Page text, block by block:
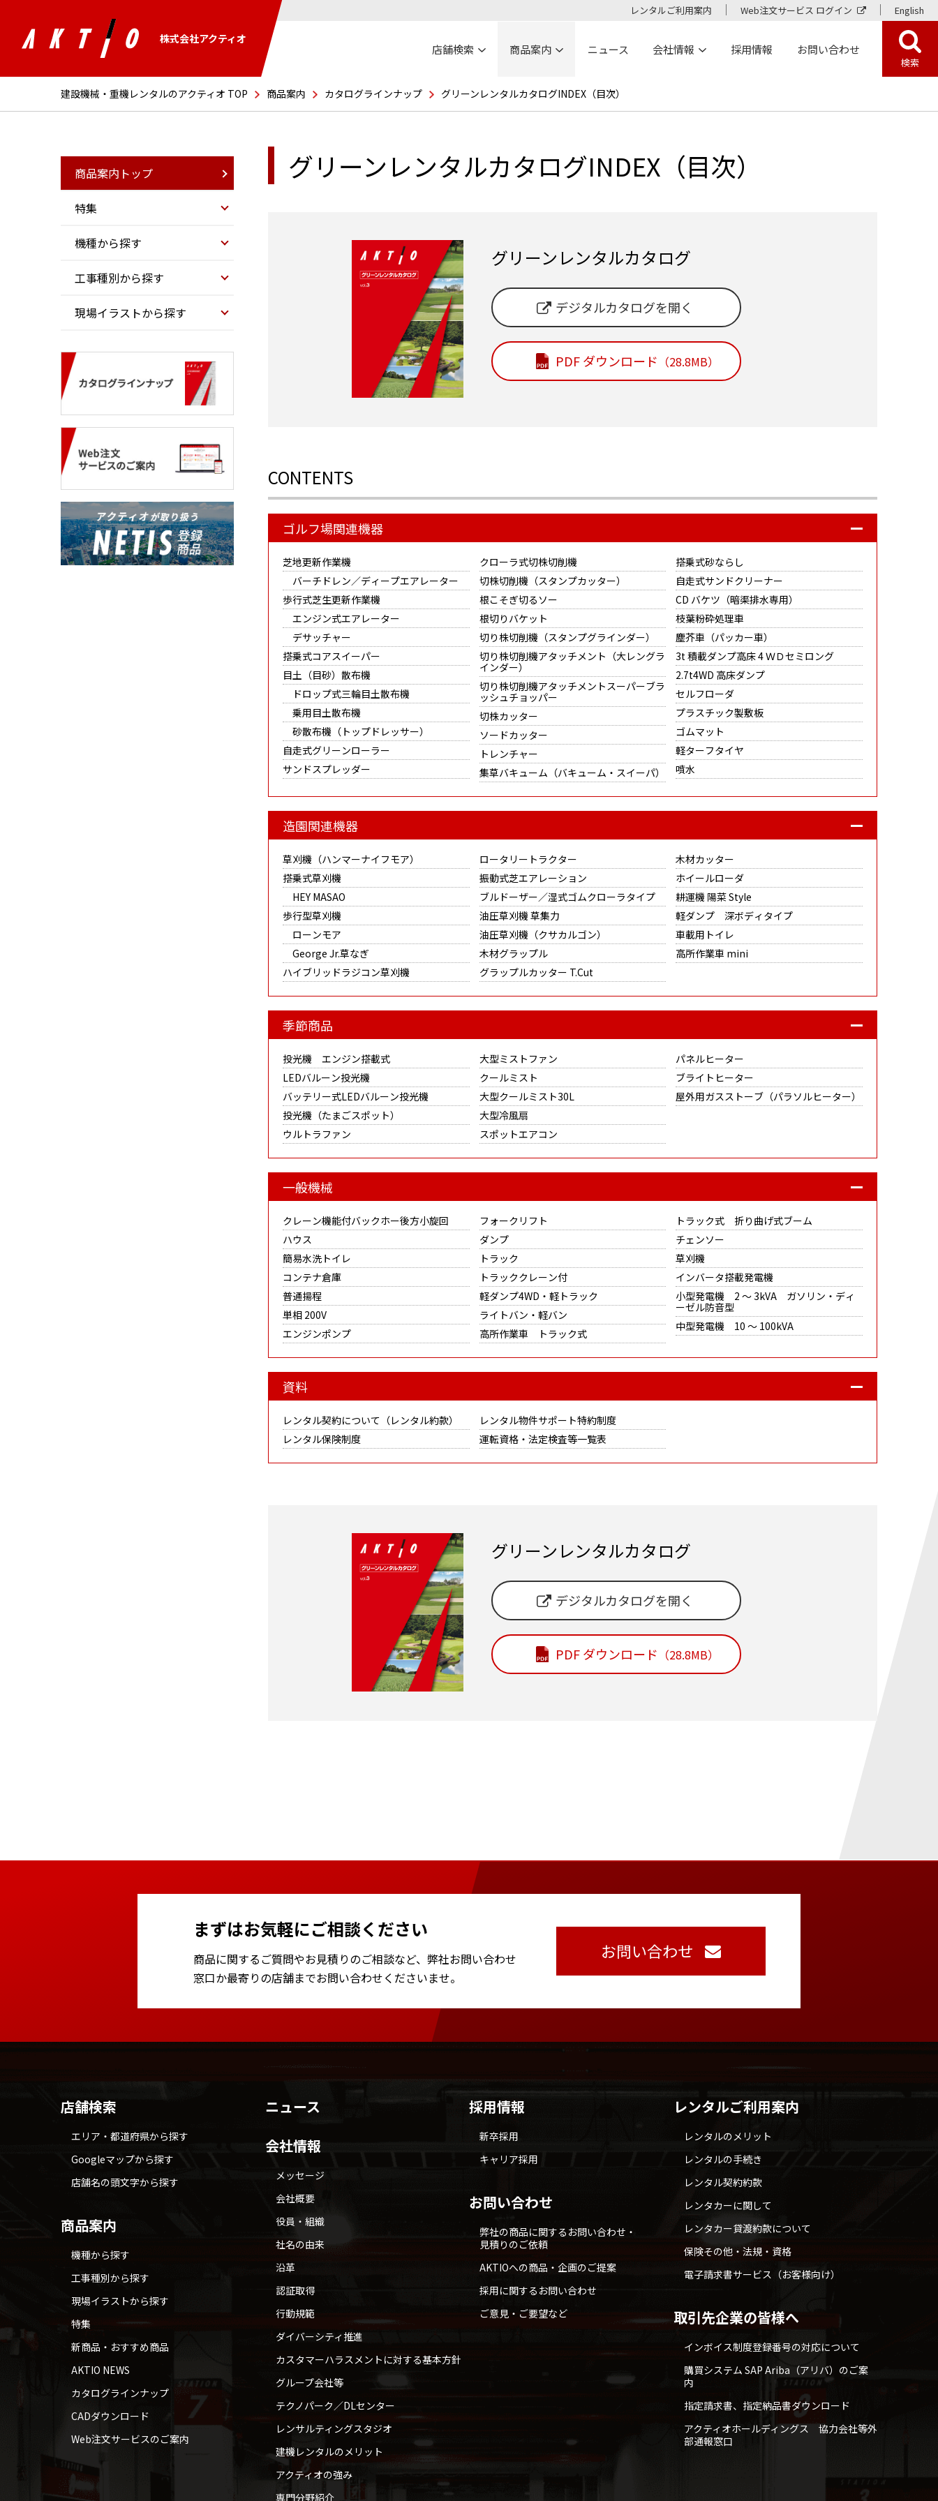
株式会社アクティオ
レンタルご利用案内 Web注文サービス ログイン English
店舗検索 商品案内 ニュース 会社情報 採用情報 お問い合わせ
検索
建設機械・重機レンタルのアクティオ TOP 商品案内 カタログラインナップ グリーンレンタルカタログINDEX（目次）
グリーンレンタルカタログINDEX（目次）
グリーンレンタルカタログ
デジタルカタログを開く
PDF ダウンロード （28.8MB）
CONTENTS
ゴルフ場関連機器
芝地更新作業機
バーチドレン／ディープエアレーター
歩行式芝生更新作業機
エンジン式エアレーター
デサッチャー
搭乗式コアスイーパー
目土（目砂）散布機
ドロップ式三輪目土散布機
乗用目土散布機
砂散布機（トップドレッサー）
自走式グリーンローラー
サンドスプレッダー
クローラ式切株切削機
切株切削機（スタンプカッター）
根こそぎ切るソー
根切りバケット
切り株切削機（スタンプグラインダー）
切り株切削機アタッチメント（大レングラ
インダー）
切り株切削機アタッチメントスーパーブラ
ッシュチョッパー
切株カッター
ソードカッター
トレンチャー
集草バキューム（バキューム・スイーパ）
搭乗式砂ならし
自走式サンドクリーナー
CD バケツ（暗渠排水専用）
枝葉粉砕処理車
塵芥車（パッカー車）
3t 積載ダンプ高床 4 ＷＤセミロング
2.7t4WD 高床ダンプ
セルフローダ
プラスチック製敷板
ゴムマット
軽ターフタイヤ
噴水
造園関連機器
草刈機（ハンマーナイフモア）
搭乗式草刈機
HEY MASAO
歩行型草刈機
ローンモア
George Jr.草なぎ
ハイブリッドラジコン草刈機
ロータリートラクター
振動式芝エアレーション
ブルドーザー／湿式ゴムクローラタイプ
油圧草刈機 草集力
油圧草刈機（クサカルゴン）
木材グラップル
グラップルカッター T.Cut
木材カッター
ホイールローダ
耕運機 陽菜 Style
軽ダンプ 深ボディタイプ
車載用トイレ
高所作業車 mini
季節商品
投光機 エンジン搭載式
LEDバルーン投光機
バッテリー式LEDバルーン投光機
投光機（たまごスポット）
ウルトラファン
大型ミストファン
クールミスト
大型クールミスト30L
大型冷風扇
スポットエアコン
パネルヒーター
ブライトヒーター
屋外用ガスストーブ（パラソルヒーター）
一般機械
クレーン機能付バックホー後方小旋回
ハウス
簡易水洗トイレ
コンテナ倉庫
普通揚程
単相 200V
エンジンポンプ
フォークリフト
ダンプ
トラック
トラッククレーン付
軽ダンプ4WD・軽トラック
ライトバン・軽バン
高所作業車 トラック式
トラック式 折り曲げ式ブーム
チェンソー
草刈機
インバータ搭載発電機
小型発電機 2 ～ 3kVA ガソリン・ディ
ーゼル防音型
中型発電機 10 ～ 100kVA
資料
レンタル契約について（レンタル約款）
レンタル保険制度
レンタル物件サポート特約制度
運転資格・法定検査等一覧表
グリーンレンタルカタログ
デジタルカタログを開く
PDF ダウンロード （28.8MB）
商品案内トップ
特集
機種から探す
工事種別から探す
現場イラストから探す
まずはお気軽にご相談ください
商品に関するご質問やお見積りのご相談など、 弊社お問い合わせ
窓口か最寄りの店舗までお問い合わせくださいませ。
お問い合わせ
店舗検索
エリア・都道府県から探す
Googleマップから探す
店舗名の頭文字から探す
商品案内
機種から探す
工事種別から探す
現場イラストから探す
特集
新商品・おすすめ商品
AKTIO NEWS
カタログラインナップ
CADダウンロード
Web注文サービスのご案内
ニュース
会社情報
メッセージ
会社概要
役員・組織
社名の由来
沿革
認証取得
行動規範
ダイバーシティ推進
カスタマーハラスメントに対する基本方針
グループ会社等
テクノパーク／DLセンター
レンサルティングスタジオ
建機レンタルのメリット
アクティオの強み
専門分野紹介
採用情報
新卒採用
キャリア採用
お問い合わせ
弊社の商品に関するお問い合わせ・
見積りのご依頼
AKTIOへの商品・企画のご提案
採用に関するお問い合わせ
ご意見・ご要望など
レンタルご利用案内
レンタルのメリット
レンタルの手続き
レンタル契約約款
レンタカーに関して
レンタカー貸渡約款について
保険その他・法規・資格
電子請求書サービス（お客様向け）
取引先企業の皆様へ
インボイス制度登録番号の対応について
購買システム SAP Ariba（アリバ）のご案
内
指定請求書、指定納品書ダウンロード
アクティオホールディングス 協力会社等外
部通報窓口